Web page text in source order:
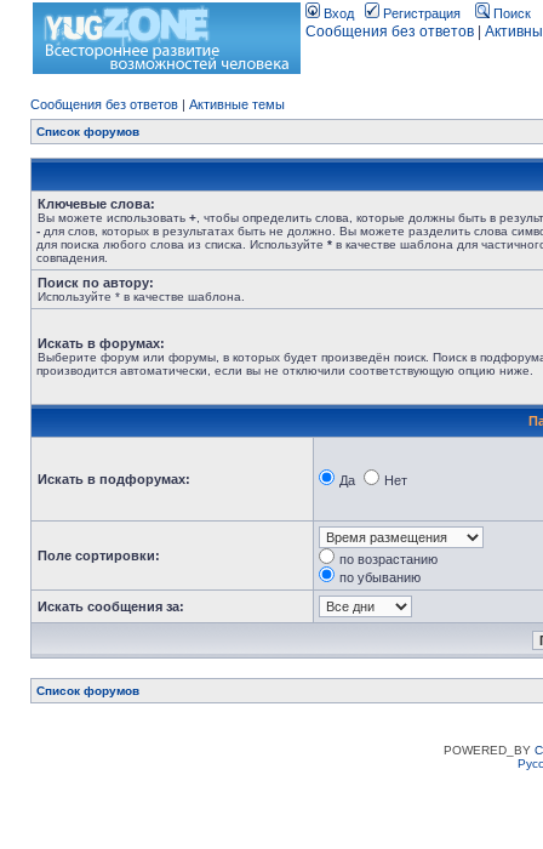
Вход Регистрация Поиск
Сообщения без ответов
Сообщения без ответов | Активные темы
Список форумов
Ключевые слова:
Вы можете использовать + , чтобы определить слова, которые должны быть в
- для слов, которых в результатах быть не должно. Вы можете разделить слова
для поиска любого слова из списка. Используйте * в качестве шаблона для
совпадения.
Поиск по автору:
Используйте * в качестве шаблона.
Искать в форумах:
Выберите форум или форумы, в которых будет произведён поиск. Поиск в
производится автоматически, если вы не отключили соответствующую опцию ниже.
Искать в подфорумах: Да Нет
Поле сортировки:
по возрастанию
по убыванию
Искать сообщения за:
Список форумов
POWERED_BY